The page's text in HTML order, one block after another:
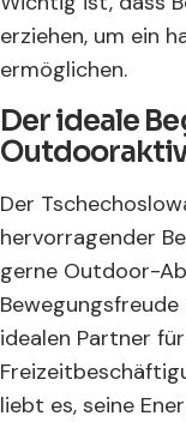
erziehen, um ein
ermöglichen.
Der ideale
Der
hervorragender
gerne Outdoor-
idealen Partner
liebt es, seine